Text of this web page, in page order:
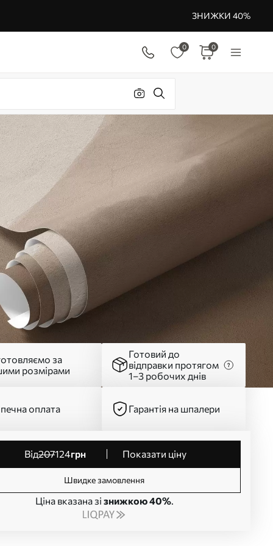
ЗНИЖКИ 40%
0 0
за
розмірами
Готовий до
відправки протягом
1–3 робочих днів
оплата Гарантія на шпалери
від207124грн Показати ціну
Швидке замовлення
Ціна вказана зі знижкою 40%.